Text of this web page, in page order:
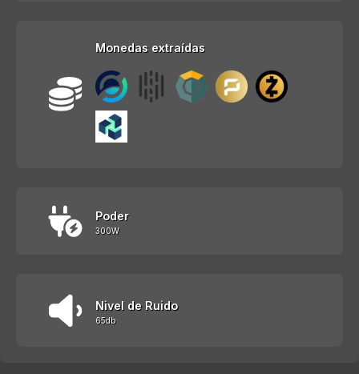
Monedas extraídas
Poder
300W
Nivel de Ruido
65db